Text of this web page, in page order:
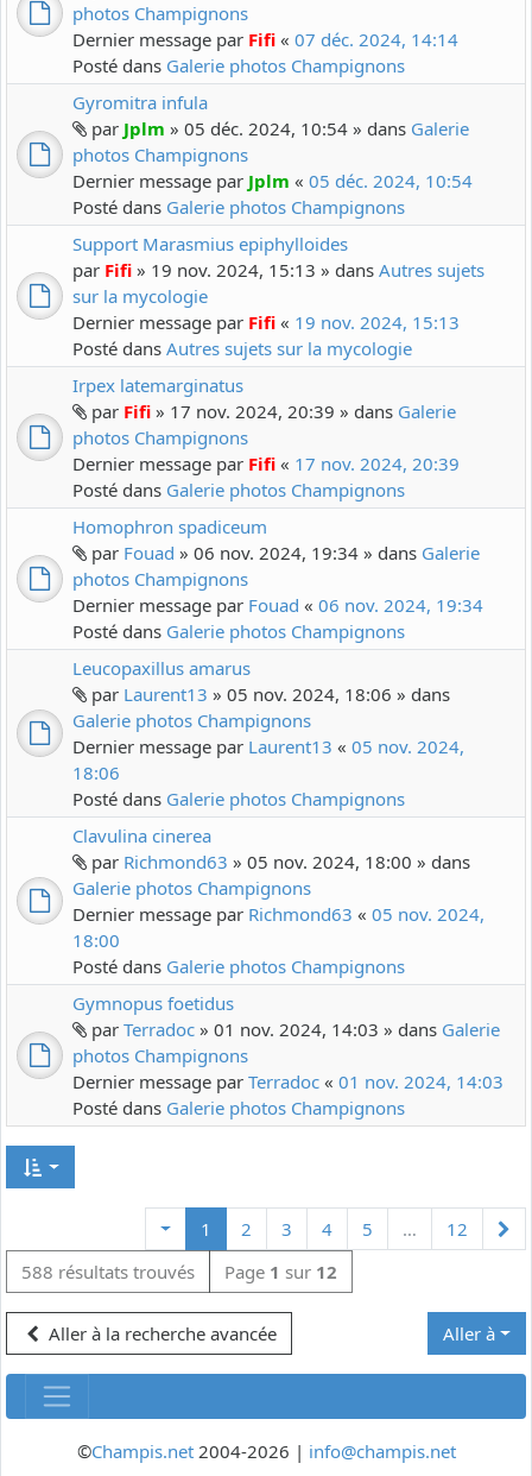
photos Champignons
Dernier message par Fifi « 07 déc. 2024, 14:14
Posté dans Galerie photos Champignons
Gyromitra infula
par Jplm » 05 déc. 2024, 10:54 » dans Galerie
photos Champignons
Dernier message par Jplm « 05 déc. 2024, 10:54
Posté dans Galerie photos Champignons
Support Marasmius epiphylloides
par Fifi » 19 nov. 2024, 15:13 » dans Autres sujets
sur la mycologie
Dernier message par Fifi « 19 nov. 2024, 15:13
Posté dans Autres sujets sur la mycologie
Irpex latemarginatus
par Fifi » 17 nov. 2024, 20:39 » dans Galerie
photos Champignons
Dernier message par Fifi « 17 nov. 2024, 20:39
Posté dans Galerie photos Champignons
Homophron spadiceum
par Fouad » 06 nov. 2024, 19:34 » dans Galerie
photos Champignons
Dernier message par Fouad « 06 nov. 2024, 19:34
Posté dans Galerie photos Champignons
Leucopaxillus amarus
par Laurent13 » 05 nov. 2024, 18:06 » dans
Galerie photos Champignons
Dernier message par Laurent13 « 05 nov. 2024,
18:06
Posté dans Galerie photos Champignons
Clavulina cinerea
par Richmond63 » 05 nov. 2024, 18:00 » dans
Galerie photos Champignons
Dernier message par Richmond63 « 05 nov. 2024,
18:00
Posté dans Galerie photos Champignons
Gymnopus foetidus
par Terradoc » 01 nov. 2024, 14:03 » dans Galerie
photos Champignons
Dernier message par Terradoc « 01 nov. 2024, 14:03
Posté dans Galerie photos Champignons
1 2 3 4 5 … 12
588 résultats trouvés
Page 1 sur 12
Aller à la recherche avancée Aller à
©Champis.net2004-2026 | info@champis.net